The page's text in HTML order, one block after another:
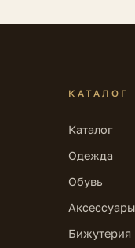
КАТАЛОГ
Каталог
Одежда
Обувь
Аксессуары
Бижутерия